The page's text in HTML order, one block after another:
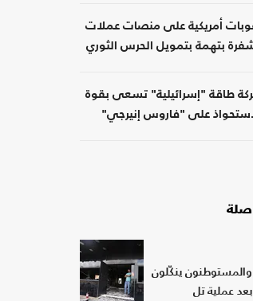
أمريكية على منصات عملات
بتهمة بتمويل الحرس الثوري
طاقة "إسرائيلية" تسعى بقوة
على "فاروس إنيرجي"
صلة
ينكّلون
عملية تل